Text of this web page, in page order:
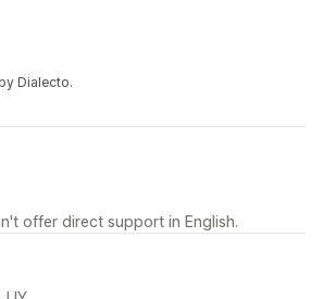
Dialecto.
offer direct support in English.